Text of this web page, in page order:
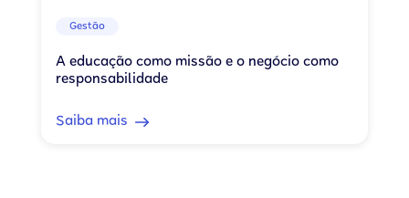
Gestão
A educação como missão e o negócio como
responsabilidade
Saiba mais